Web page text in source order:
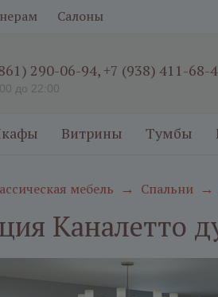
Салоны
290-06-94,+7 (938) 411-68-
до 22:00
Витрины Тумбы
мебель → Спальни →
Каналетто